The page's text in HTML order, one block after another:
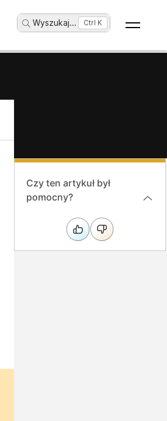
Wyszukaj... Ctrl K
Czy ten artykuł był
pomocny?